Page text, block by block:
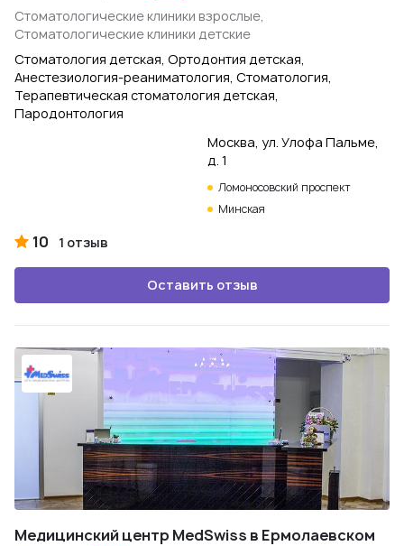
Стоматологические клиники взрослые,
Стоматологические клиники детские
Стоматология детская, Ортодонтия детская,
Анестезиология-реаниматология, Стоматология,
Терапевтическая стоматология детская,
Пародонтология
Москва, ул. Улофа Пальме,
д. 1
Ломоносовский проспект
Минская
10 1 отзыв
Оставить отзыв
Медицинский центр MedSwiss в Ермолаевском